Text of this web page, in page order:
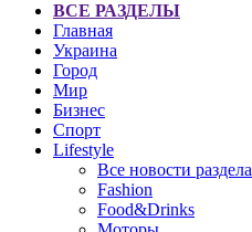
ВСЕ РАЗДЕЛЫ
Главная
Украина
Город
Мир
Бизнес
Спорт
Lifestyle
Все новости раздела
Fashion
Food&Drinks